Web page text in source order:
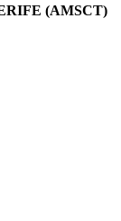
(AMSCT)